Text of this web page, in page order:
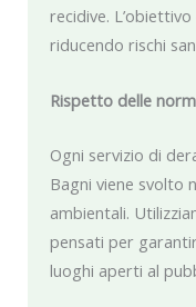
recidive.
riducendo rischi
Rispetto delle
Ogni servizio di
Bagni viene svolto
ambientali.
pensati per
luoghi aperti al